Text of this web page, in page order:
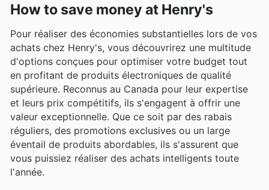
How to save money at Henry's
Pour réaliser des économies substantielles lors de vos
achats chez Henry's, vous découvrirez une multitude
d'options conçues pour optimiser votre budget tout
en profitant de produits électroniques de qualité
supérieure. Reconnus au Canada pour leur expertise
et leurs prix compétitifs, ils s'engagent à offrir une
valeur exceptionnelle. Que ce soit par des rabais
réguliers, des promotions exclusives ou un large
éventail de produits abordables, ils s'assurent que
vous puissiez réaliser des achats intelligents toute
l'année.